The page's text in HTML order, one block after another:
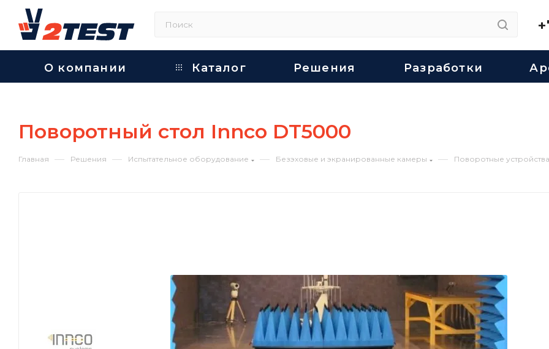
О компании Каталог Решения Разработки
Поворотный стол Innco DT5000
Главная — Решения — Испытательное оборудование — Безэховые и экранированные камеры — Поворотные